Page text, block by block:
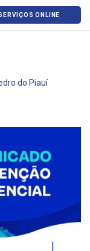
ONLINE
do Piauí